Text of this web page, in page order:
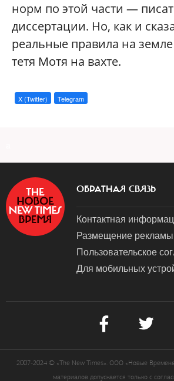
норм по этой части —
диссертации. Но, как и
реальные правила на
тетя Мотя на вахте.
X (Twitter) Telegram
ОБРАТНАЯ СВЯЗЬ
Контактная
Размещение рекламы
Пользовательское
Для мобильных
2007-2024 © «The New Times». ООО «Новые
материалов допускается только с